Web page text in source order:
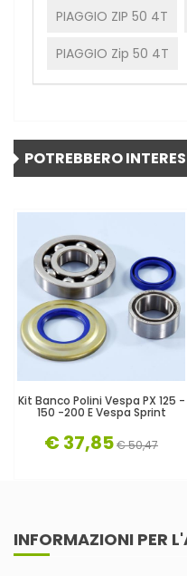
PIAGGIO ZIP 50 4T
PIAGGIO Zip 50 4T
POTREBBERO
Kit Banco Polini Vespa PX 125 -
150 -200 E Vespa Sprint
€ 37,85€ 50,47
INFORMAZIONI PER